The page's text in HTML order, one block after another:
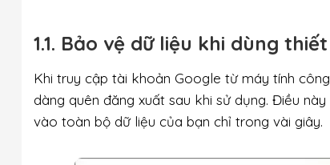
1.1. Bảo vệ dữ liệu khi dùng
Khi truy cập tài khoản Google từ máy tính
dàng quên đăng xuất sau khi sử dụng. Điều
vào toàn bộ dữ liệu của bạn chỉ trong vài giây.